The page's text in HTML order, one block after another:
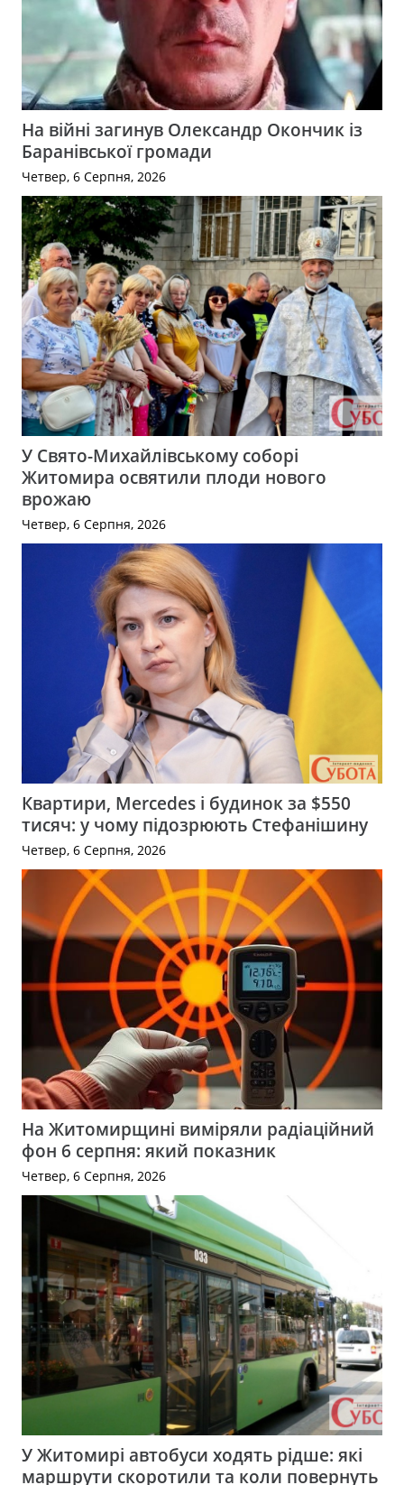
На війні загинув Олександр Окончик із
Баранівської громади
Четвер, 6 Серпня, 2026
У Свято-Михайлівському соборі
Житомира освятили плоди нового
врожаю
Четвер, 6 Серпня, 2026
Квартири, Mercedes і будинок за $550
тисяч: у чому підозрюють Стефанішину
Четвер, 6 Серпня, 2026
На Житомирщині виміряли радіаційний
фон 6 серпня: який показник
Четвер, 6 Серпня, 2026
У Житомирі автобуси ходять рідше: які
маршрути скоротили та коли повернуть